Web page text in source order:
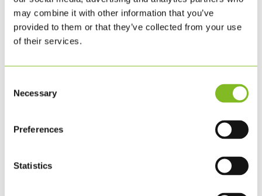
may combine it with other information that you’ve
provided to them or that they’ve collected from your use
of their services.
Selection
Necessary
Preferences
Statistics
november 2020
september 2020
juni 2020
februar 2020
august 2019
februar 2019